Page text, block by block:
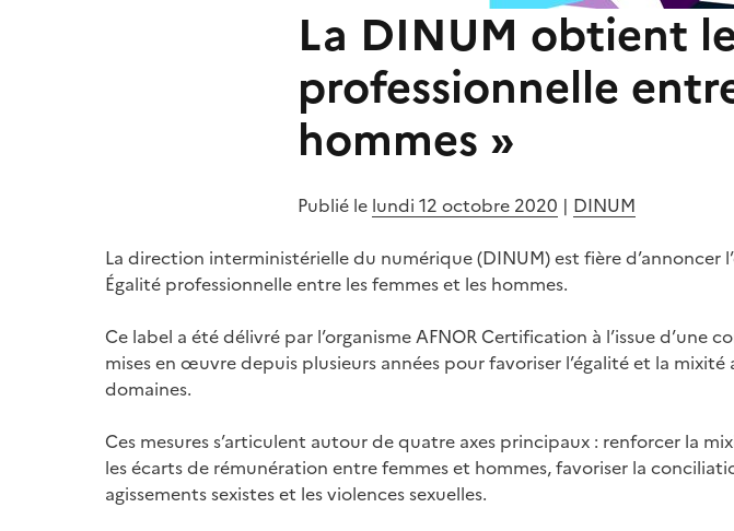
La DINUM obtient
professionnelle
hommes »
Publié le lundi 12 octobre 2020 | DINUM
La direction interministérielle du numérique (DINUM) est fière
Égalité professionnelle entre les femmes et les hommes.
Ce label a été délivré par l’organisme AFNOR Certification à l’issue d’une
mises en œuvre depuis plusieurs années pour favoriser l’égalité et la
domaines.
Ces mesures s’articulent autour de quatre axes principaux : renforcer la
les écarts de rémunération entre femmes et hommes, favoriser la
agissements sexistes et les violences sexuelles.